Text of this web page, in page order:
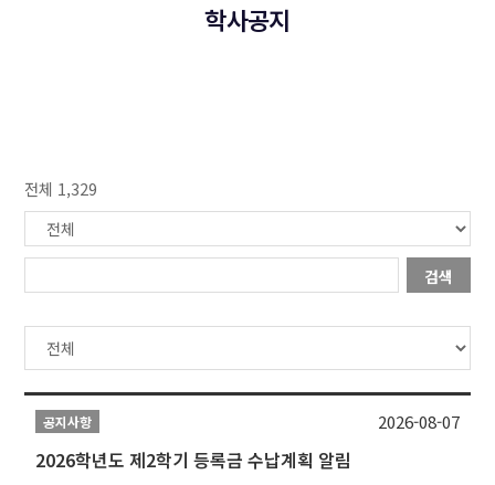
학사공지
전체 1,329
검색
공지사항
2026학년도 제2학기 등록금 수납계획 알림
2026-08-07